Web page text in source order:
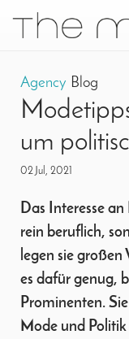
Navigation
Agency Blog
um
02 Jul, 2021
Das Interesse
rein beruflich,
legen sie
es dafür genug,
Prominenten.
Mode und